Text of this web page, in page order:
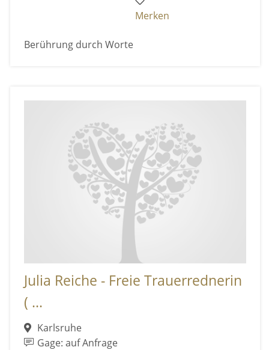
Merken
Berührung durch Worte
Julia Reiche - Freie Trauerrednerin
( ...
Karlsruhe
Gage: auf Anfrage